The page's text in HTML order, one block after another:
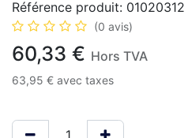
Référence produit: 01020312
(0 avis)
60,33 € Hors TVA
63,95 € avec taxes